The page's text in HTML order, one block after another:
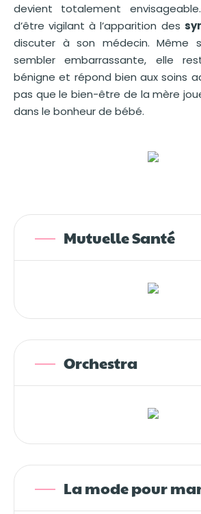
devient totalement
d’être vigilant à l’apparition des
discuter à son médecin. Même
sembler embarrassante, elle
bénigne et répond bien aux soins
pas que le bien-être de la mère
dans le bonheur de bébé.
Mutuelle Santé
Orchestra
La mode pour